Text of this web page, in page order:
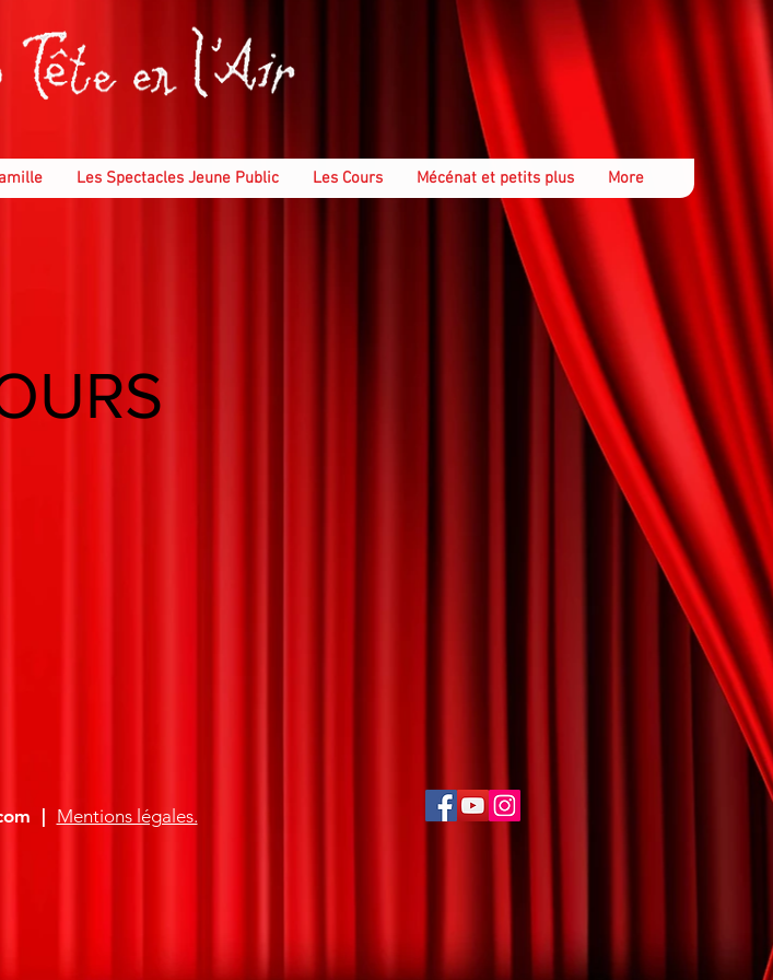
Les Spectacles Jeune Public Les Cours Mécénat et petits plus More
Mentions légales.